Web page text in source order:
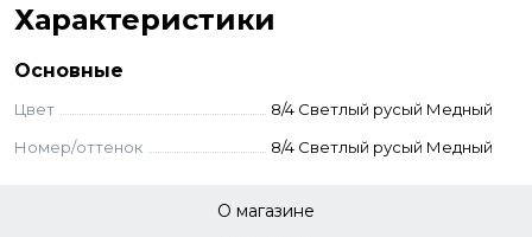
В составе запатентованный комплекс
масло баобаба;
Ухаживает за волосами и кожей.
Применение
в пропорции 1:1,5 до однородной консистенции. Оттенки
Характеристики
Основные
Цвет
8/4 Светлый русый Медный
Номер/оттенок
8/4 Светлый русый Медный
О магазине